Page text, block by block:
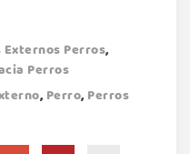
Perros,
Perros
, Perro, Perros